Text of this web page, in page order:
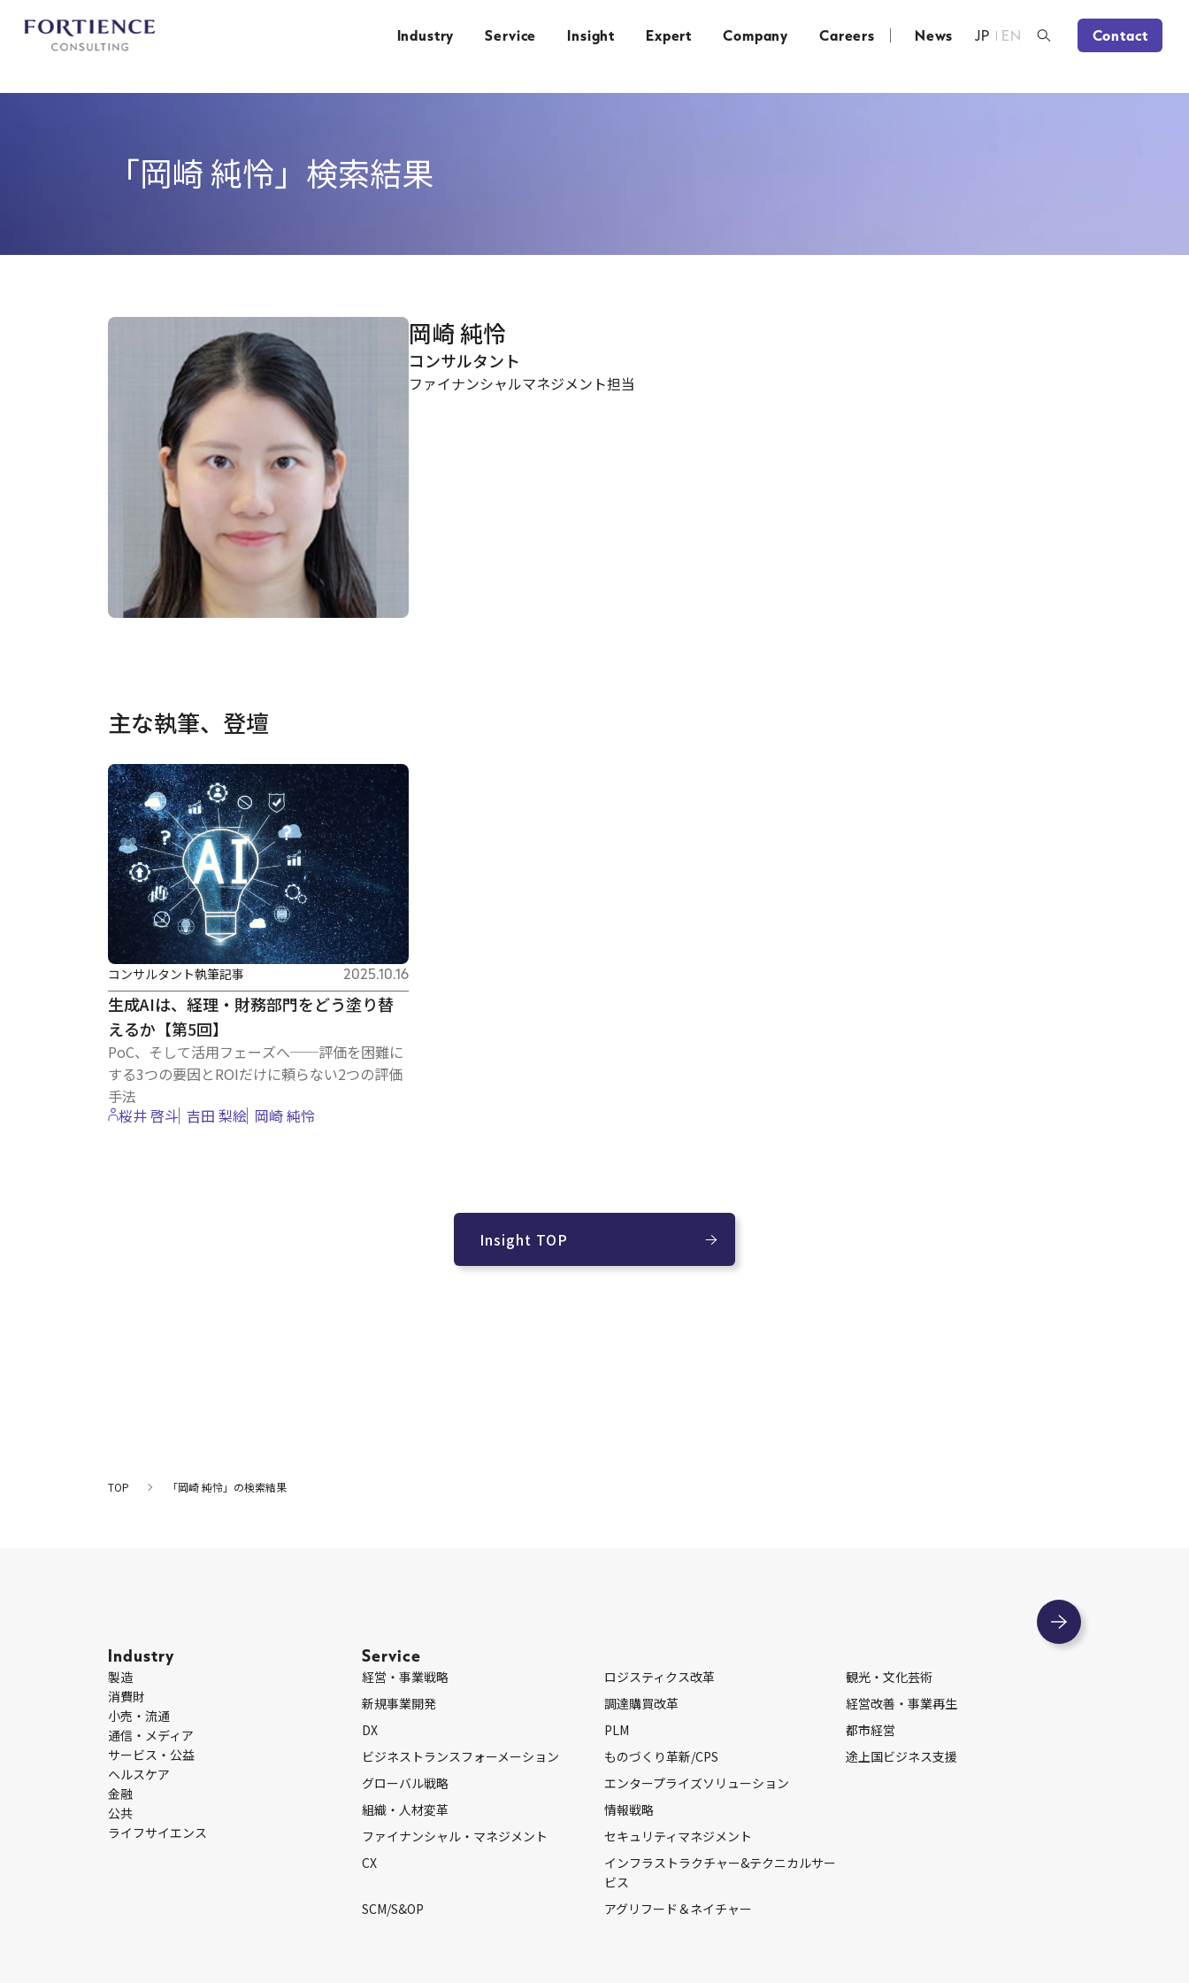
Industry Service Insight Expert Company Careers News EN
JP Contact
「岡崎 純怜」 検索結果
岡崎 純怜
コンサルタント
ファイナンシャルマネジメント担当
主な執筆、登壇
生成AIは、経理・財務部門をどう塗り替
えるか【第5回】
PoC、そして活用フェーズへ──評価を困難に
する3つの要因とROIだけに頼らない2つの評価
手法
コンサルタント執筆記事 2025.10.16
桜井 啓斗 吉田 梨絵 岡崎 純怜
Insight TOP
TOP 「岡崎 純怜」の検索結果
Industry
製造
消費財
小売・流通
通信・メディア
サービス・公益
ヘルスケア
金融
公共
ライフサイエンス
Service
経営・事業戦略
新規事業開発
DX
ビジネストランスフォーメーション
グローバル戦略
組織・人材変革
ファイナンシャル・マネジメント
CX
SCM/S&OP
ロジスティクス改革
調達購買改革
PLM
ものづくり革新/CPS
エンタープライズソリューション
情報戦略
セキュリティマネジメント
インフラストラクチャー&テクニカルサー
ビス
アグリフード＆ネイチャー
観光・文化芸術
経営改善・事業再生
都市経営
途上国ビジネス支援